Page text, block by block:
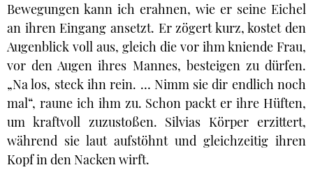
Bewegungen kann ich erahnen, wie er seine Eichel
an ihren Eingang ansetzt. Er zögert kurz, kostet den
Augenblick voll aus, gleich die vor ihm kniende Frau,
vor den Augen ihres Mannes, besteigen zu dürfen.
„Na los, steck ihn rein. … Nimm sie dir endlich noch
mal“, raune ich ihm zu. Schon packt er ihre Hüften,
um kraftvoll zuzustoßen. Silvias Körper erzittert,
während sie laut aufstöhnt und gleichzeitig ihren
Kopf in den Nacken wirft.